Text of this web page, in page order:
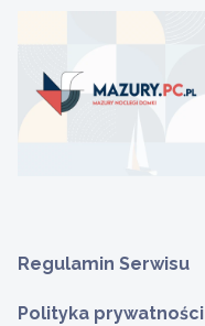
Regulamin Serwisu
Polityka prywatności